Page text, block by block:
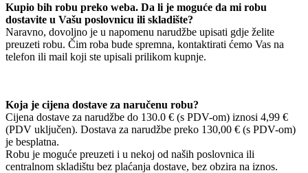
Kupio bih robu preko weba. Da li je moguće da mi robu
dostavite u Vašu poslovnicu ili skladište?
Naravno, dovoljno je u napomenu narudžbe upisati gdje želite
preuzeti robu. Čim roba bude spremna, kontaktirati ćemo Vas na
telefon ili mail koji ste upisali prilikom kupnje.
Koja je cijena dostave za naručenu robu?
Cijena dostave za narudžbe do 130.0 € (s PDV-om) iznosi 4,99 €
(PDV uključen). Dostava za narudžbe preko 130,00 € (s PDV-om)
je besplatna.
Robu je moguće preuzeti i u nekoj od naših poslovnica ili
centralnom skladištu bez plaćanja dostave, bez obzira na iznos.